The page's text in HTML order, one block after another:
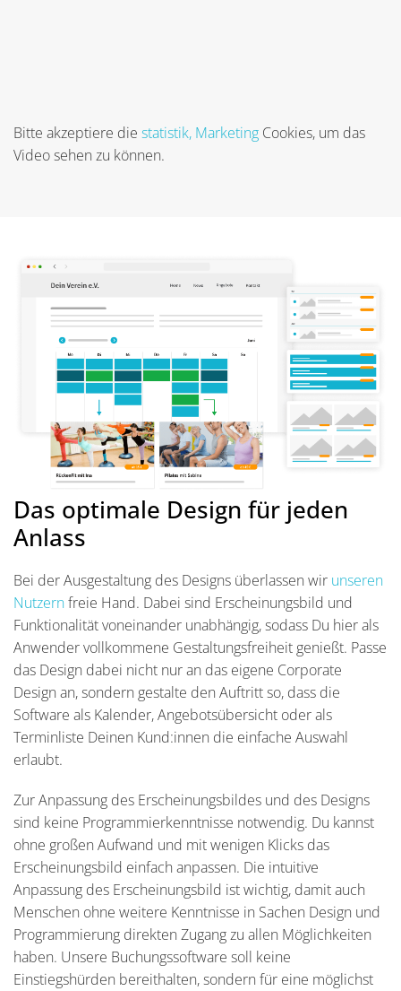
Bitte akzeptiere die statistik, Marketing Cookies, um das
Video sehen zu können.
Das optimale Design für jeden
Anlass
Bei der Ausgestaltung des Designs überlassen wir unseren
Nutzernfreie Hand. Dabei sind Erscheinungsbild und
Funktionalität voneinander unabhängig, sodass Du hier als
Anwender vollkommene Gestaltungsfreiheit genießt. Passe
das Design dabei nicht nur an das eigene Corporate
Design an, sondern gestalte den Auftritt so, dass die
Software als Kalender, Angebotsübersicht oder als
Terminliste Deinen Kund:innen die einfache Auswahl
erlaubt.
Zur Anpassung des Erscheinungsbildes und des Designs
sind keine Programmierkenntnisse notwendig. Du kannst
ohne großen Aufwand und mit wenigen Klicks das
Erscheinungsbild einfach anpassen. Die intuitive
Anpassung des Erscheinungsbild ist wichtig, damit auch
Menschen ohne weitere Kenntnisse in Sachen Design und
Programmierung direkten Zugang zu allen Möglichkeiten
haben. Unsere Buchungssoftware soll keine
Einstiegshürden bereithalten, sondern für eine möglichst